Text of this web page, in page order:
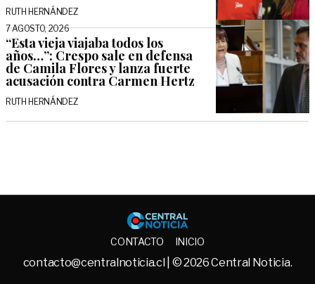
RUTH HERNÁNDEZ
7 AGOSTO, 2026
“Esta vieja viajaba todos los
años…”: Crespo sale en defensa
de Camila Flores y lanza fuerte
acusación contra Carmen Hertz
RUTH HERNÁNDEZ
Central
CONTACTO INICIO
contacto@centralnoticia.cl | © 2026 Central Noticia.